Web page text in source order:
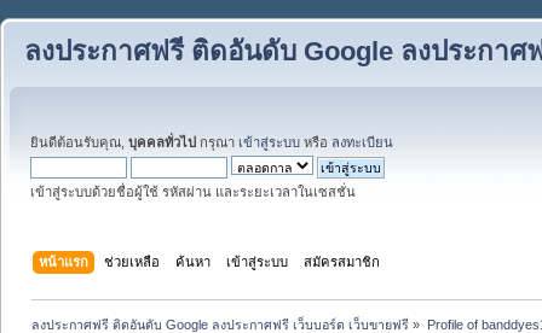
ลงประกาศฟรี ติดอันดับ Google ลงประกาศ
ยินดีต้อนรับคุณ, บุคคลทั่วไป กรุณา เข้าสู่ระบบ หรือ ลงทะเบียน
เข้าสู่ระบบด้วยชื่อผู้ใช้ รหัสผ่าน และระยะเวลาในเซสชั่น
หน้าแรก ช่วยเหลือ ค้นหา เข้าสู่ระบบ สมัครสมาชิก
ลงประกาศฟรี ติดอันดับ Google ลงประกาศฟรี เว็บบอร์ด เว็บขายฟรี » Profile of